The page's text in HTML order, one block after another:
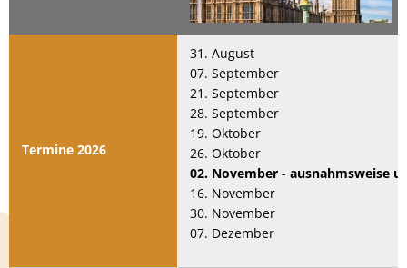
Termine 2026
31. August
07. September
21. September
28. September
19. Oktober
26. Oktober
02. November - ausnahmsweise
16. November
30. November
07. Dezember